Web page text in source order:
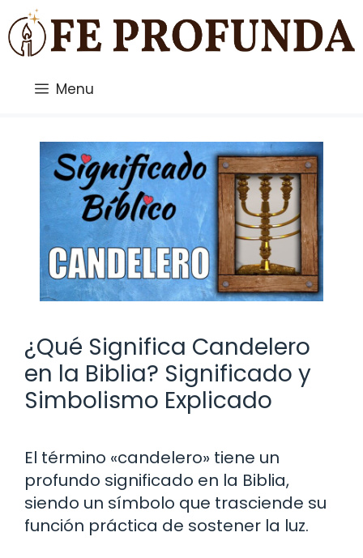
Saltar
al
contenido
Menu
¿Qué Significa Candelero
en la Biblia? Significado y
Simbolismo Explicado
El término «candelero» tiene un
profundo significado en la Biblia,
siendo un símbolo que trasciende su
función práctica de sostener la luz.